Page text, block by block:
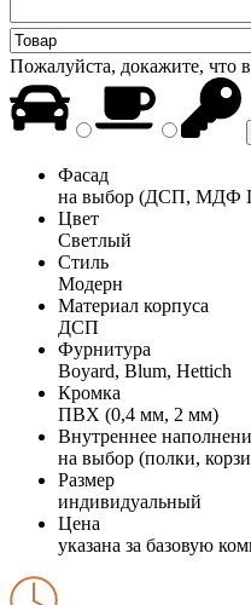
Пожалуйста, докажите, что
Фасад
на выбор (ДСП, МДФ
Цвет
Светлый
Стиль
Модерн
Материал корпуса
ДСП
Фурнитура
Boyard, Blum, Hettich
Кромка
ПВХ (0,4 мм, 2 мм)
Внутреннее
на выбор (полки,
Размер
индивидуальный
Цена
указана за базовую